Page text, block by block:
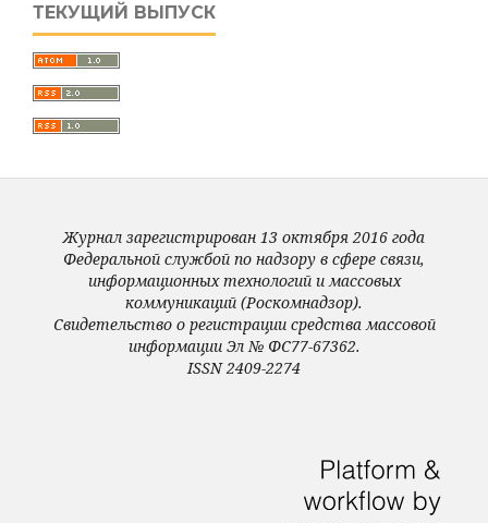
ТЕКУЩИЙ ВЫПУСК
Журнал зарегистрирован 13 октября 2016 года
Федеральной службой по надзору в сфере связи,
информационных технологий и массовых
коммуникаций (Роскомнадзор).
Свидетельство о регистрации средства массовой
информации Эл № ФС77-67362.
ISSN 2409-2274